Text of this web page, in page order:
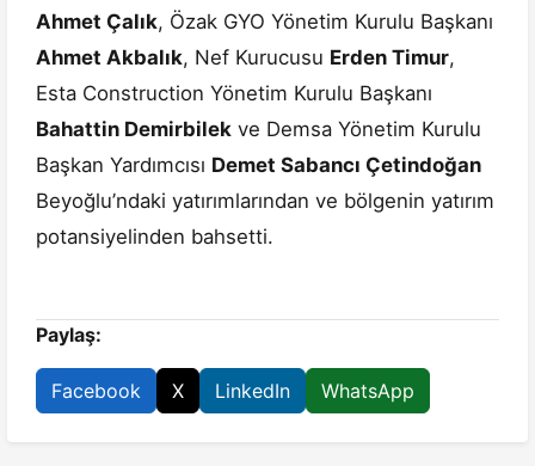
Ahmet Çalık, Özak GYO Yönetim Kurulu Başkanı
Ahmet Akbalık, Nef Kurucusu Erden Timur,
Esta Construction Yönetim Kurulu Başkanı
Bahattin Demirbilek ve Demsa Yönetim Kurulu
Başkan Yardımcısı Demet Sabancı Çetindoğan
Beyoğlu’ndaki yatırımlarından ve bölgenin yatırım
potansiyelinden bahsetti.
Paylaş:
Facebook X LinkedIn WhatsApp